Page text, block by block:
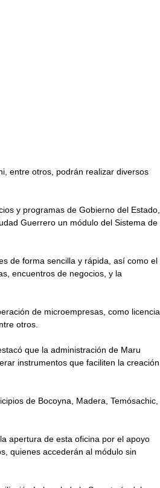
entre otros, podrán realizar diversos
y programas de Gobierno del Estado,
Guerrero un módulo del Sistema de
de forma sencilla y rápida, así como el
encuentros de negocios, y la
de microempresas, como licencia
otros.
que la administración de Maru
instrumentos que faciliten la creación
de Bocoyna, Madera, Temósachic,
apertura de esta oficina por el apoyo
quienes accederán al módulo sin